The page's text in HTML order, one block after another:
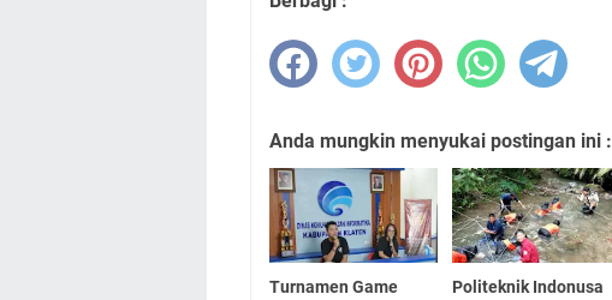
Anda mungkin menyukai postingan ini :
Turnamen Game
Politeknik Indonusa